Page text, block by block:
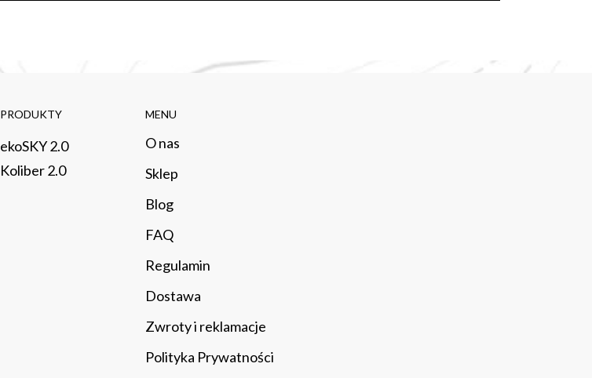
MENU
O nas
Sklep
​Blog
FAQ
Regulamin
Dostawa
Zwroty i reklamacje
Polityka Prywatności
PRODUKTY
ekoSKY 2.0
Koliber 2.0